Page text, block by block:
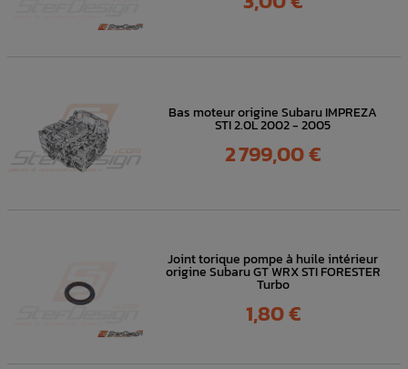
Bas moteur origine Subaru IMPREZA
STI 2.0L 2002 - 2005
Prix
2 799,00 €
Joint torique pompe à huile intérieur
origine Subaru GT WRX STI FORESTER
Turbo
Prix
1,80 €